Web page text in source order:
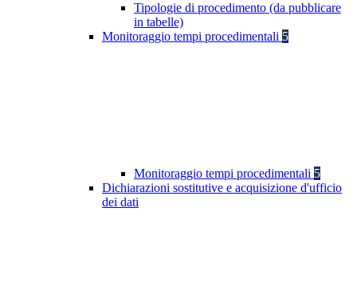
Tipologie di procedimento (da pubblicare
in tabelle)
Monitoraggio tempi procedimentali 5
Monitoraggio tempi procedimentali 5
Dichiarazioni sostitutive e acquisizione d'ufficio
dei dati